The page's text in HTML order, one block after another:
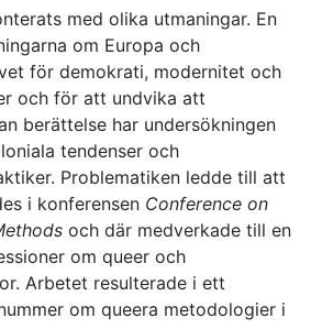
med olika utmaningar. En
om Europa och
för demokrati, modernitet och
och för att undvika att
berättelse har undersökningen
tendenser och
Problematiken ledde till att
i konferensen Conference on
och där medverkade till en
om queer och
Arbetet resulterade i ett
om queera metodologier i